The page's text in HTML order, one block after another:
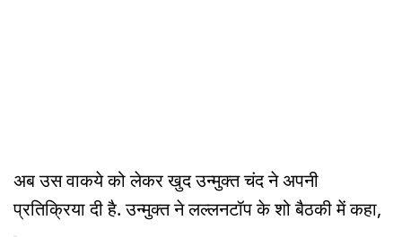
अब उस वाकये को लेकर खुद उन्मुक्त चंद ने अपनी
प्रतिक्रिया दी है. उन्मुक्त ने लल्लनटॉप के शो बैठकी में कहा,